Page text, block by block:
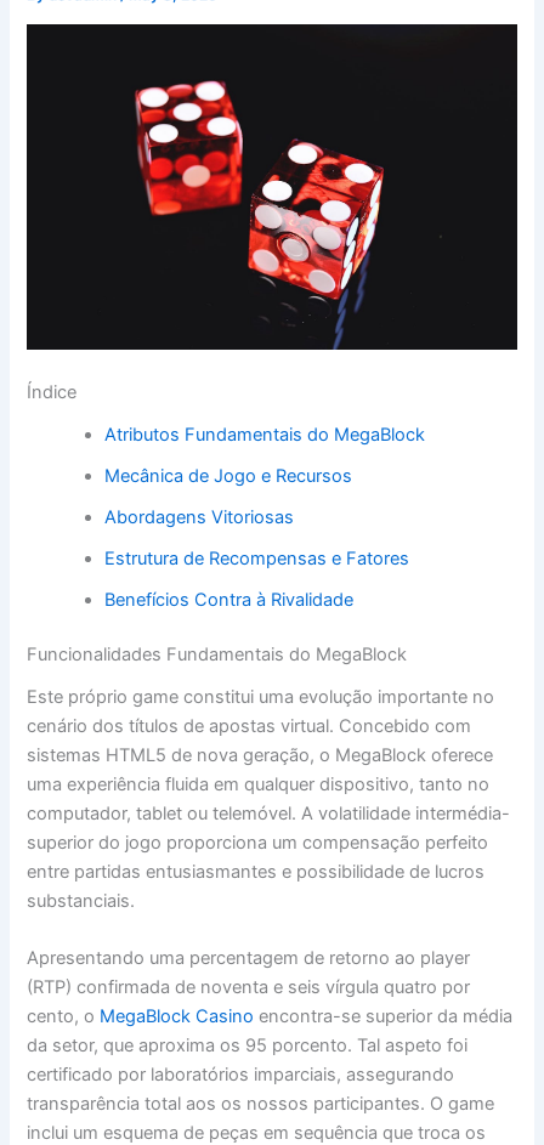
Índice
Atributos Fundamentais do MegaBlock
Mecânica de Jogo e Recursos
Abordagens Vitoriosas
Estrutura de Recompensas e Fatores
Benefícios Contra à Rivalidade
Funcionalidades Fundamentais do MegaBlock
Este próprio game constitui uma evolução importante no
cenário dos títulos de apostas virtual. Concebido com
sistemas HTML5 de nova geração, o MegaBlock oferece
uma experiência fluida em qualquer dispositivo, tanto no
computador, tablet ou telemóvel. A volatilidade intermédia-
superior do jogo proporciona um compensação perfeito
entre partidas entusiasmantes e possibilidade de lucros
substanciais.
Apresentando uma percentagem de retorno ao player
(RTP) confirmada de noventa e seis vírgula quatro por
cento, o MegaBlock Casino encontra-se superior da média
da setor, que aproxima os 95 porcento. Tal aspeto foi
certificado por laboratórios imparciais, assegurando
transparência total aos os nossos participantes. O game
inclui um esquema de peças em sequência que troca os